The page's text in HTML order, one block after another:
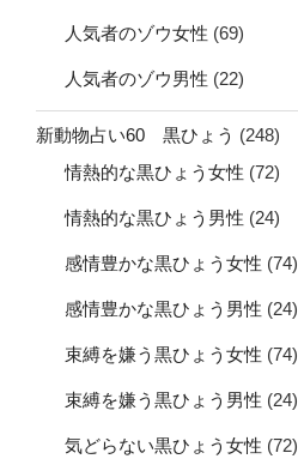
人気者のゾウ女性 (69)
人気者のゾウ男性 (22)
新動物占い60 黒ひょう (248)
情熱的な黒ひょう女性 (72)
情熱的な黒ひょう男性 (24)
感情豊かな黒ひょう女性 (74)
感情豊かな黒ひょう男性 (24)
束縛を嫌う黒ひょう女性 (74)
束縛を嫌う黒ひょう男性 (24)
気どらない黒ひょう女性 (72)